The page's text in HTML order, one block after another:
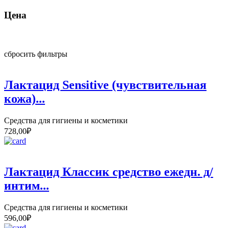
Цена
сбросить фильтры
Лактацид Sensitive (чувствительная
кожа)...
Средства для гигиены и косметики
728,00₽
Лактацид Классик средство ежедн. д/
интим...
Средства для гигиены и косметики
596,00₽